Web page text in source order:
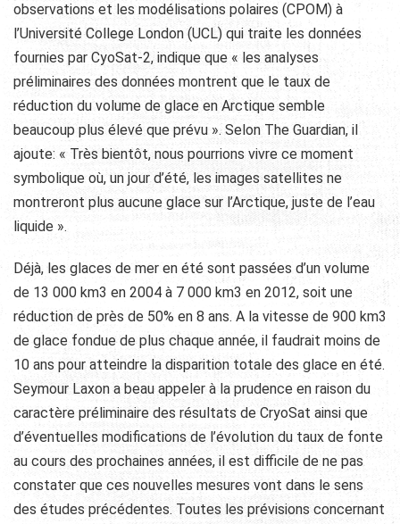
observations et les modélisations polaires (CPOM) à
l’Université College London (UCL) qui traite les données
fournies par CyoSat-2, indique que « les analyses
préliminaires des données montrent que le taux de
réduction du volume de glace en Arctique semble
beaucoup plus élevé que prévu ». Selon The Guardian, il
ajoute: « Très bientôt, nous pourrions vivre ce moment
symbolique où, un jour d’été, les images satellites ne
montreront plus aucune glace sur l’Arctique, juste de l’eau
liquide ».
Déjà, les glaces de mer en été sont passées d’un volume
de 13 000 km3 en 2004 à 7 000 km3 en 2012, soit une
réduction de près de 50% en 8 ans. A la vitesse de 900 km3
de glace fondue de plus chaque année, il faudrait moins de
10 ans pour atteindre la disparition totale des glace en été.
Seymour Laxon a beau appeler à la prudence en raison du
caractère préliminaire des résultats de CryoSat ainsi que
d’éventuelles modifications de l’évolution du taux de fonte
au cours des prochaines années, il est difficile de ne pas
constater que ces nouvelles mesures vont dans le sens
des études précédentes. Toutes les prévisions concernant